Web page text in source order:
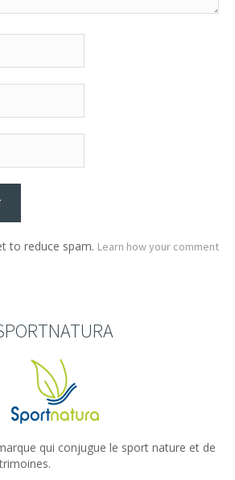
to reduce spam. Learn how your comment
qui conjugue le sport nature et de